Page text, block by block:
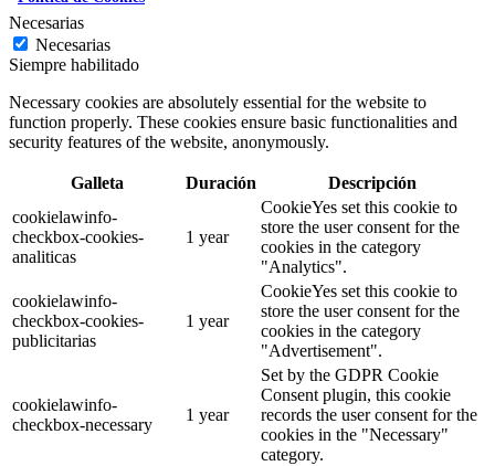
Necesarias
Necesarias
Siempre habilitado
Necessary cookies are absolutely essential for the website to
function properly. These cookies ensure basic functionalities and
security features of the website, anonymously.
Galleta Duración
Descripción
cookielawinfo-
checkbox-cookies-
analiticas
1 year
CookieYes set this cookie to
store the user consent for the
cookies in the category
"Analytics".
cookielawinfo-
checkbox-cookies-
publicitarias
1 year
CookieYes set this cookie to
store the user consent for the
cookies in the category
"Advertisement".
cookielawinfo-
checkbox-necessary
1 year
Set by the GDPR Cookie
Consent plugin, this cookie
records the user consent for the
cookies in the "Necessary"
category.